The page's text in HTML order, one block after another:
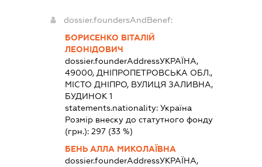
dossier.foundersAndBenef:
БОРИСЕНКО ВІТАЛІЙ
ЛЕОНІДОВИЧ
dossier.founderAddressУКРАЇНА,
49000, ДНІПРОПЕТРОВСЬКА ОБЛ.,
МІСТО ДНІПРО, ВУЛИЦЯ ЗАЛИВНА,
БУДИНОК 1
statements.nationality:Україна
Розмір внеску до статутного фонду
(грн.):297 (33 %)
БЕНЬ АЛЛА МИКОЛАЇВНА
dossier.founderAddressУКРАЇНА,